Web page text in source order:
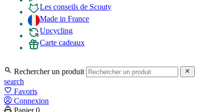
Les conseils de Scouty
Made in France
Upcycling
Carte cadeaux
 Rechercher un produit 
search
favorite_border Favoris
Connexion
Panier 0